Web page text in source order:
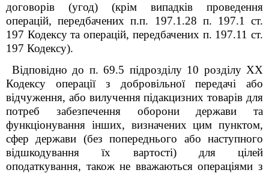
договорів (угод) (крім випадків проведення
операцій, передбачених п.п. 197.1.28 п. 197.1 ст.
197 Кодексу та операцій, передбачених п. 197.11 ст.
197 Кодексу).
Відповідно до п. 69.5 підрозділу 10 розділу XX
Кодексу операції з добровільної передачі або
відчуження, або вилучення підакцизних товарів для
потреб забезпечення оборони держави та
функціонування інших, визначених цим пунктом,
сфер держави (без попереднього або наступного
відшкодування їх вартості) для цілей
оподаткування, також не вважаються операціями з